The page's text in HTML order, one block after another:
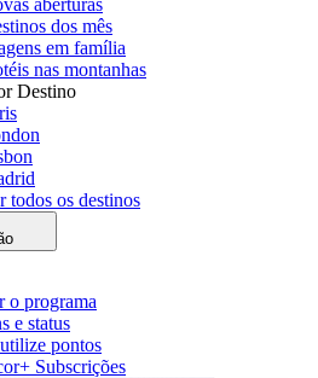
dos mês
em família
nas montanhas
Destino
todos os destinos
o programa
e status
pontos
Subscrições